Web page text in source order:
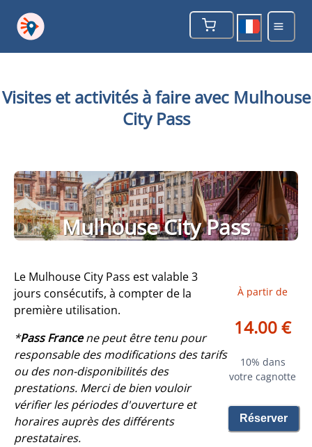
Visites et activités à faire avec Mulhouse
City Pass
Mulhouse City Pass
Le Mulhouse City Pass est valable 3
jours consécutifs, à compter de la
première utilisation.
*Pass Francene peut être tenu pour
responsable des modifications des tarifs
ou des non-disponibilités des
prestations. Merci de bien vouloir
vérifier les périodes d'ouverture et
horaires auprès des différents
prestataires.
À partir de
14.00 €
10% dans
votre cagnotte
Réserver